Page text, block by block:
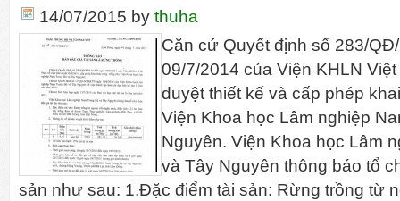
14/07/2015 by thuha
Căn cứ Quyết định số 283/
09/7/2014 của Viện KHLN
duyệt thiết kế và cấp phép
Viện Khoa học Lâm nghiệp
Nguyên. Viện Khoa học Lâm
và Tây Nguyên thông báo tổ
sản như sau: 1.Đặc điểm tài sản: Rừng trồng từ